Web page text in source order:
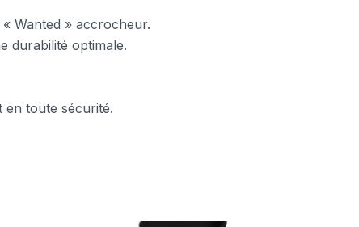
Wanted » accrocheur.
durabilité optimale.
en toute sécurité.